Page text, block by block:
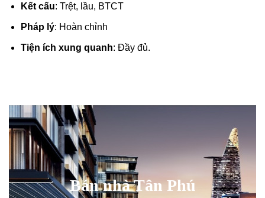
Kết cấu: Trệt, lầu, BTCT
Pháp lý: Hoàn chỉnh
Tiện ích xung quanh: Đầy đủ.
Bán nhà Tân Phú